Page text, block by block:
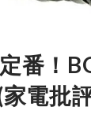
番！
電批